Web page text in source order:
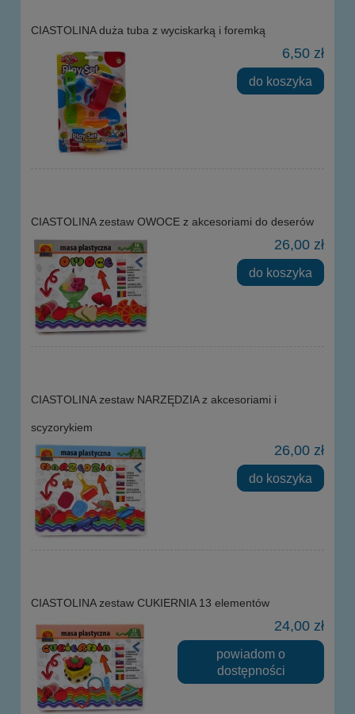
CIASTOLINA duża tuba z wyciskarką i foremką
6,50 zł
do koszyka
CIASTOLINA zestaw OWOCE z akcesoriami do deserów
26,00 zł
do koszyka
CIASTOLINA zestaw NARZĘDZIA z akcesoriami i
scyzorykiem
26,00 zł
do koszyka
CIASTOLINA zestaw CUKIERNIA 13 elementów
24,00 zł
powiadom o
dostępności